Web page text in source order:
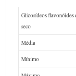
Glicosídeos flavonóides
seco
Média
Mínimo